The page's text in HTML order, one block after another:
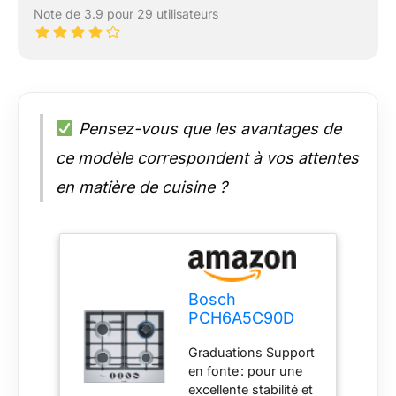
Note de 3.9 pour 29 utilisateurs
Pensez-vous que les avantages de
ce modèle correspondent à vos attentes
en matière de cuisine ?
Bosch
PCH6A5C90D
de cuisson à gaz
(autosuffisante),
60 cm de large,
Graduations Support
en fonte : pour une
excellente stabilité et